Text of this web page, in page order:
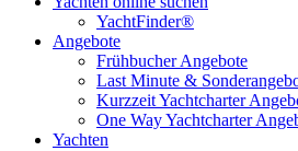
YachtFinder®
Angebote
Frühbucher Angebote
Last Minute &
Kurzzeit Yachtcharter
One Way Yachtcharter
Yachten